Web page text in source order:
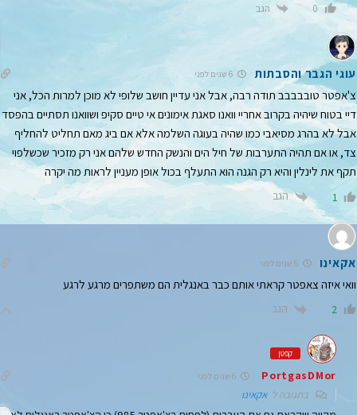
0 הגב
עוגי הגבר והסבתות
צ'אפטר טובבבבב תודה רבה, אבל אני עדיין חושב שלופי לא מוכן למרות הכל, אני
דיי בטוח שיהיה בקרוב אחריי וואנו סאגת אימונים אי טיים סקיפ ושוואנו תסתיים בהפסד
אבל לא בהרג מסיאבי כמו שהיה בעוגה השלמה אלא אם ביג מאם תחליט להחליף
צד, או אם תהיה התערבות של חיל הים והנשק החדש שלהם אני רק מזכיר שכשלפוי
תקף את לינלין והיא רק הגנה הוא התעלף בכול אופן מעניין לראות מה יקרה
1 הגב
אקאינו 6 שנים לפני
וואי איזה צאפטר קראתי אותם כבר באנגלית הם משתפרים מרגע לרגע
2 הגב
קפטן
PortgasDMor
בתגובה לאקאינו